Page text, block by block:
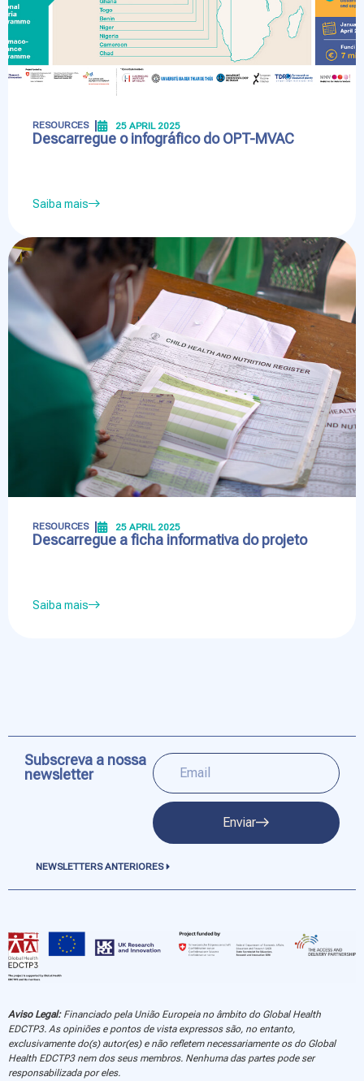
RESOURCES 25 APRIL 2025
Descarregue o infográfico do OPT-MVAC
Saiba mais
RESOURCES 25 APRIL 2025
Descarregue a ficha informativa do projeto
Saiba mais
Subscreva a nossa
newsletter
Enviar
NEWSLETTERS ANTERIORES
Aviso Legal:Financiado pela União Europeia no âmbito do Global Health
EDCTP3. As opiniões e pontos de vista expressos são, no entanto,
exclusivamente do(s) autor(es) e não refletem necessariamente os do Global
Health EDCTP3 nem dos seus membros. Nenhuma das partes pode ser
responsabilizada por eles.